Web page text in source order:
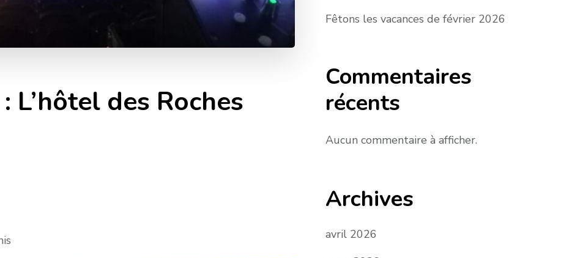
L’hôtel des Roches
Fêtons les vacances de février 2026
Commentaires
récents
Aucun commentaire à afficher.
Archives
avril 2026